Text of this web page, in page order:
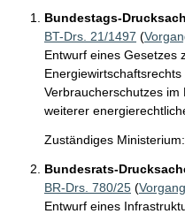
Bundestags-
BT-Drs. 21/1497 (
Entwurf eines Gesetzes
Verbraucherschutzes
weiterer
Zuständiges Ministerium:
Bundesrats-
BR-Drs. 780/25 (Vorgang
Entwurf eines